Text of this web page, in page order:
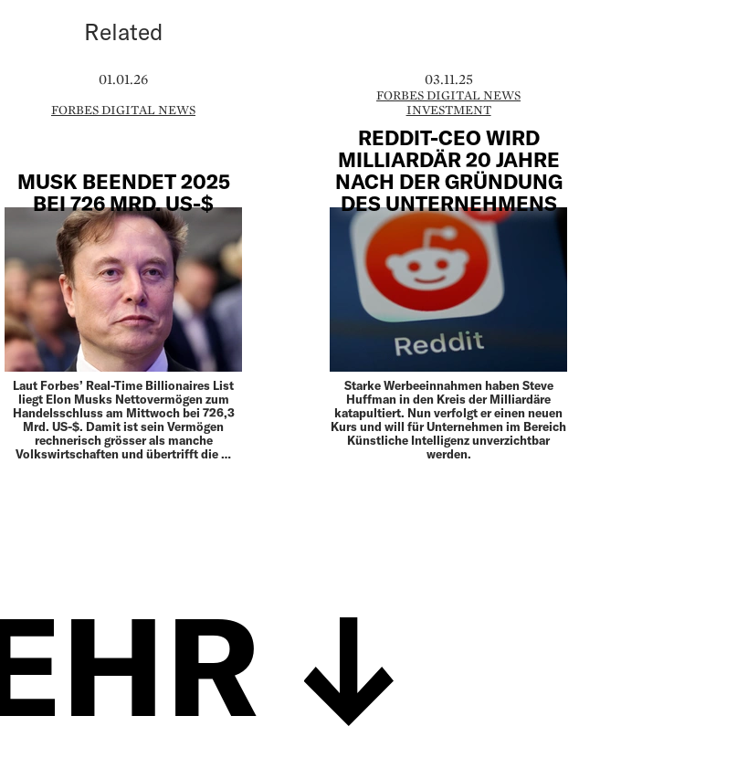
Related
01.01.26
FORBES DIGITAL NEWS
MUSK BEENDET 2025
BEI 726 MRD. US-$
Laut Forbes’ Real-Time Billionaires List
liegt Elon Musks Nettovermögen zum
Handelsschluss am Mittwoch bei 726,3
Mrd. US-$. Damit ist sein Vermögen
rechnerisch grösser als manche
Volkswirtschaften und übertrifft die …
03.11.25
FORBES DIGITAL NEWS
INVESTMENT
REDDIT-CEO WIRD
MILLIARDÄR 20 JAHRE
NACH DER GRÜNDUNG
DES UNTERNEHMENS
Starke Werbeeinnahmen haben Steve
Huffman in den Kreis der Milliardäre
katapultiert. Nun verfolgt er einen neuen
Kurs und will für Unternehmen im Bereich
Künstliche Intelligenz unverzichtbar
werden.